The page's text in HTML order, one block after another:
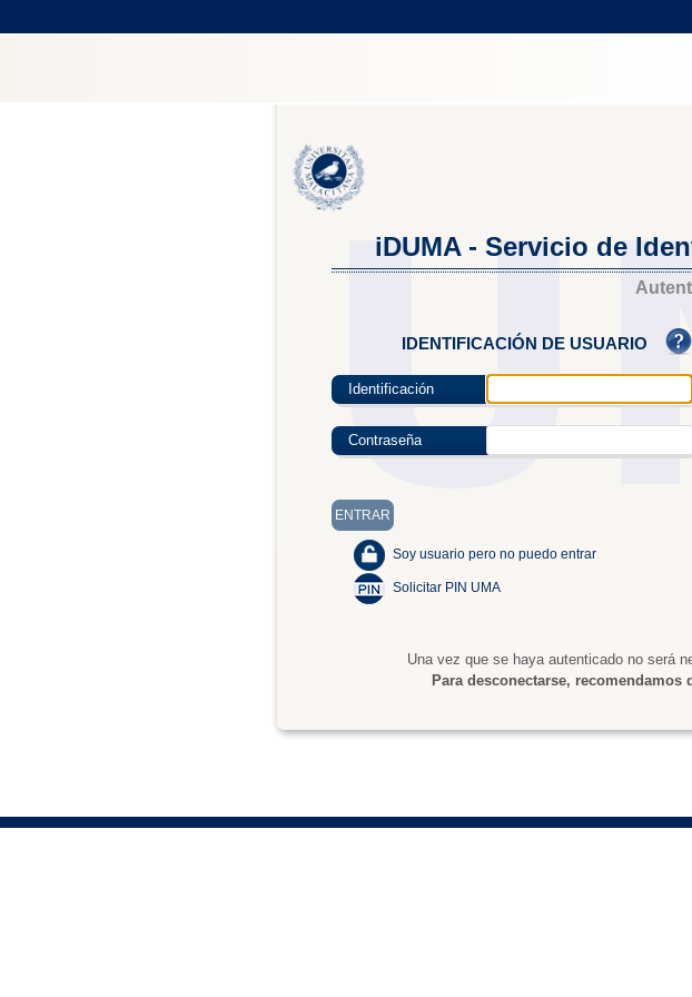
iDUMA - Servicio de
IDENTIFICACIÓN DE USUARIO
Identificación
Contraseña
Soy usuario pero no puedo entrar
Solicitar PIN UMA
Una vez que se haya autenticado no será
Para desconectarse,